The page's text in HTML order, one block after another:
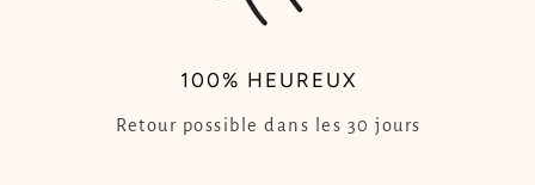
100% HEUREUX
Retour possible dans les 30 jours